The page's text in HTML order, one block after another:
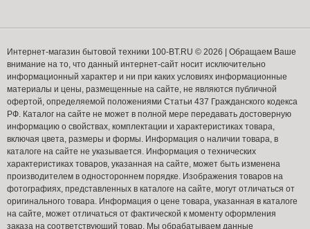
Интернет-магазин бытовой техники 100-BT.RU © 2026 | Обращаем Ваше
внимание на то, что данный интернет-сайт носит исключительно
информационный характер и ни при каких условиях информационные
материалы и цены, размещенные на сайте, не являются публичной
офертой, определяемой положениями Статьи 437 Гражданского кодекса
РФ. Каталог на сайте не может в полной мере передавать достоверную
информацию о свойствах, комплектации и характеристиках товара,
включая цвета, размеры и формы. Информация о наличии товара, в
каталоге на сайте не указывается. Информация о технических
характеристиках товаров, указанная на сайте, может быть изменена
производителем в одностороннем порядке. Изображения товаров на
фотографиях, представленных в каталоге на сайте, могут отличаться от
оригинального товара. Информация о цене товара, указанная в каталоге
на сайте, может отличаться от фактической к моменту оформления
заказа на соответствующий товар. Мы обрабатываем данные